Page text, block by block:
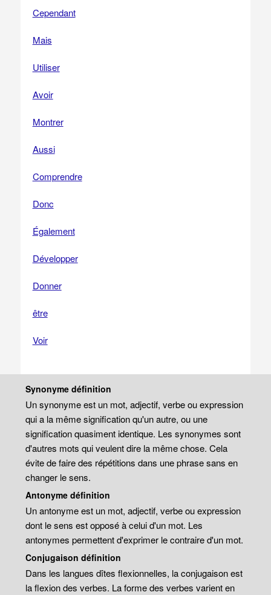
Cependant
Mais
Utiliser
Avoir
Montrer
Aussi
Comprendre
Donc
Également
Développer
Donner
être
Voir
Synonyme définition
Un synonyme est un mot, adjectif, verbe ou expression
qui a la même signification qu'un autre, ou une
signification quasiment identique. Les synonymes sont
d'autres mots qui veulent dire la même chose. Cela
évite de faire des répétitions dans une phrase sans en
changer le sens.
Antonyme définition
Un antonyme est un mot, adjectif, verbe ou expression
dont le sens est opposé à celui d'un mot. Les
antonymes permettent d'exprimer le contraire d'un mot.
Conjugaison définition
Dans les langues dîtes flexionnelles, la conjugaison est
la flexion des verbes. La forme des verbes varient en